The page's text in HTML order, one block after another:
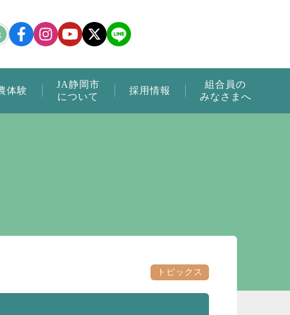
体験
JA静岡市
について
採用情報
組合員の
みなさまへ
トピックス